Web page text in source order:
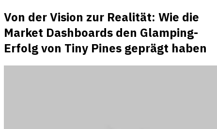
Von der Vision zur Realität: Wie die
Market Dashboards den Glamping-
Erfolg von Tiny Pines geprägt haben